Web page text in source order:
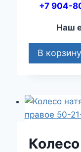
+7 904-
Наш
В корзину